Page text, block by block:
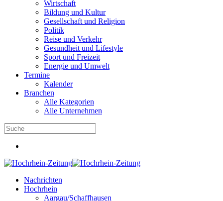
Wirtschaft
Bildung und Kultur
Gesellschaft und Religion
Politik
Reise und Verkehr
Gesundheit und Lifestyle
Sport und Freizeit
Energie und Umwelt
Termine
Kalender
Branchen
Alle Kategorien
Alle Unternehmen
Nachrichten
Hochrhein
Aargau/Schaffhausen